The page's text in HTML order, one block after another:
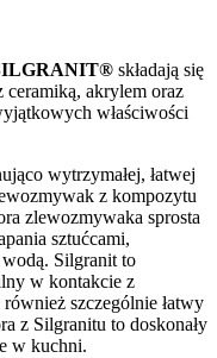
składają się
ceramiką, akrylem oraz
właściwości
wytrzymałej, łatwej
z kompozytu
zlewozmywaka sprosta
sztućcami,
Silgranit to
w kontakcie z
szczególnie łatwy
z Silgranitu to doskonały
w kuchni.